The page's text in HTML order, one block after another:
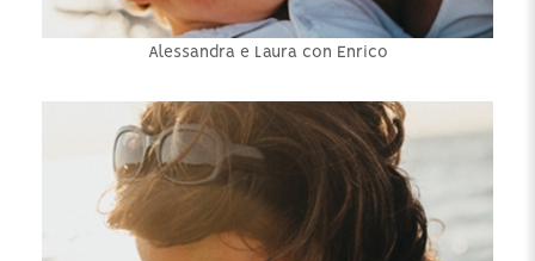
Alessandra e Laura con Enrico